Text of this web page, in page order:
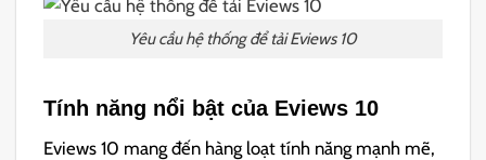
Yêu cầu hệ thống để tải Eviews 10
Tính năng nổi bật của Eviews 10
Eviews 10 mang đến hàng loạt tính năng mạnh mẽ,